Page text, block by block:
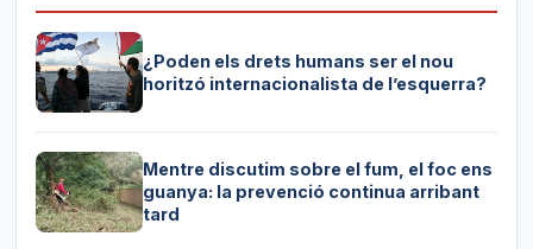
¿Poden els drets humans ser el nou
horitzó internacionalista de l’esquerra?
Mentre discutim sobre el fum, el foc ens
guanya: la prevenció continua arribant
tard